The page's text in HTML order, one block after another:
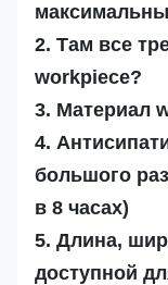
2. Там все
workpiece?
3. Материал
4.
большого
в 8 часах)
5. Длина,
доступной